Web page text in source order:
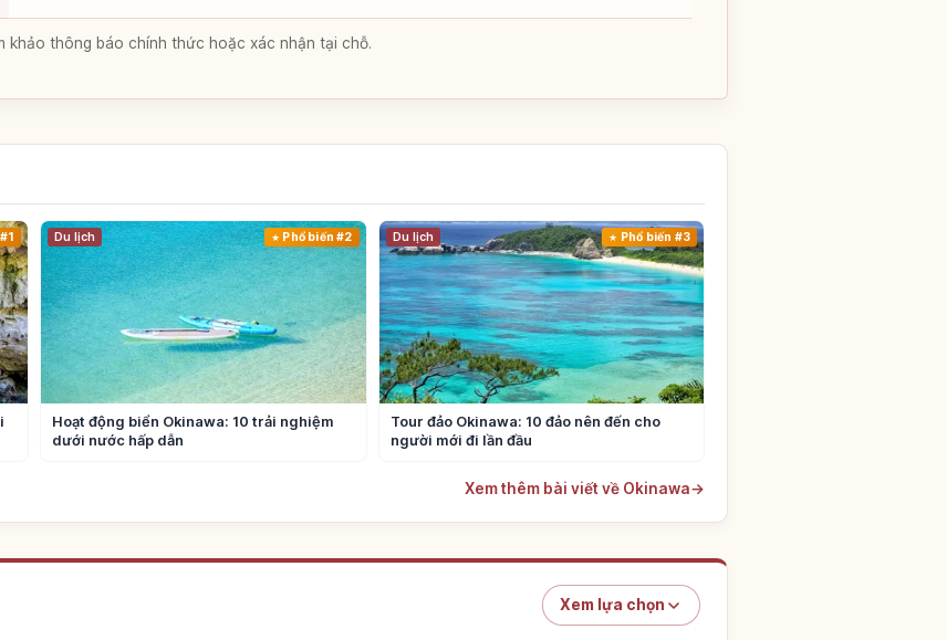
khảo thông báo chính thức hoặc xác nhận tại chỗ.
Du lịch Phổ biến #2
Hoạt động biển Okinawa: 10 trải nghiệm
dưới nước hấp dẫn
Du lịch Phổ biến #3
Tour đảo Okinawa: 10 đảo nên đến cho
người mới đi lần đầu
Xem thêm bài viết về Okinawa→
Xem lựa chọn